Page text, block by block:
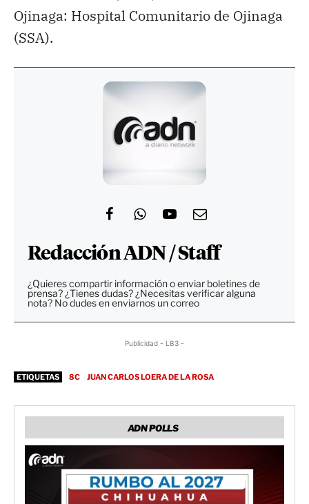
Ojinaga: Hospital Comunitario de Ojinaga
(SSA).
Redacción ADN / Staff
¿Quieres compartir información o enviar boletines de
prensa? ¿Tienes dudas? ¿Necesitas verificar alguna
nota? No dudes en enviarnos un correo
Publicidad - LB3 -
ETIQUETAS 8C JUAN CARLOS LOERA DE LA ROSA
ADN POLLS